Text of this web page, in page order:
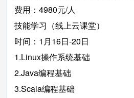
费用：4980元/人
技能学习（线上云课堂）
时间：1月16日-20日
1.Linux操作系统基础
2.Java编程基础
3.Scala编程基础